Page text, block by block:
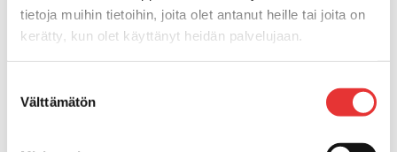
tietoja muihin tietoihin, joita olet antanut heille tai joita on
kerätty, kun olet käyttänyt heidän palvelujaan.
valinta
Välttämätön
Venetuolit
Veneen kiinnitys
Pollarit